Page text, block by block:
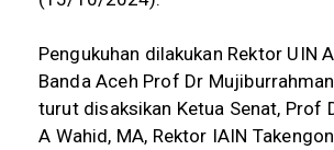
Pengukuhan dilakukan Rektor UIN
Banda Aceh Prof Dr
turut disaksikan Ketua Senat, Prof
A Wahid, MA, Rektor IAIN